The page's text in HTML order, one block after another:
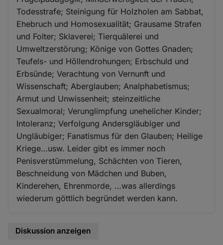
Todesstrafe; Steinigung für Holzholen am Sabbat,
Ehebruch und Homosexualität; Grausame Strafen
und Folter; Sklaverei; Tierquälerei und
Umweltzerstörung; Könige von Gottes Gnaden;
Teufels- und Höllendrohungen; Erbschuld und
Erbsünde; Verachtung von Vernunft und
Wissenschaft; Aberglauben; Analphabetismus;
Armut und Unwissenheit; steinzeitliche
Sexualmoral; Verunglimpfung unehelicher Kinder;
Intoleranz; Verfolgung Andersgläubiger und
Ungläubiger; Fanatismus für den Glauben; Heilige
Kriege…usw. Leider gibt es immer noch
Penisverstümmelung, Schächten von Tieren,
Beschneidung von Mädchen und Buben,
Kinderehen, Ehrenmorde, …was allerdings
wiederum göttlich begründet werden kann.
Diskussion anzeigen